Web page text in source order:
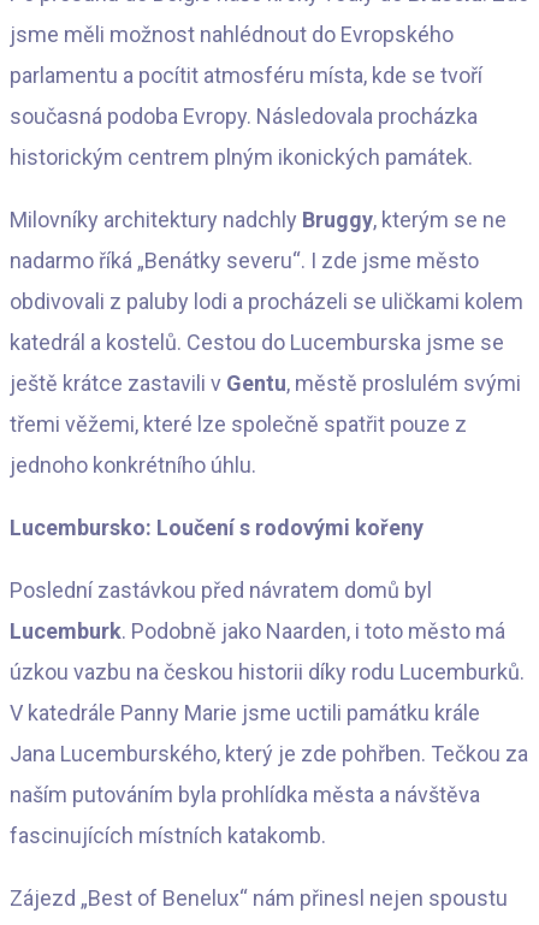
jsme měli možnost nahlédnout do Evropského
parlamentu a pocítit atmosféru místa, kde se tvoří
současná podoba Evropy. Následovala procházka
historickým centrem plným ikonických památek.
Milovníky architektury nadchly Bruggy, kterým se ne
nadarmo říká „Benátky severu“. I zde jsme město
obdivovali z paluby lodi a procházeli se uličkami kolem
katedrál a kostelů. Cestou do Lucemburska jsme se
ještě krátce zastavili v Gentu, městě proslulém svými
třemi věžemi, které lze společně spatřit pouze z
jednoho konkrétního úhlu.
Lucembursko: Loučení s rodovými kořeny
Poslední zastávkou před návratem domů byl
Lucemburk. Podobně jako Naarden, i toto město má
úzkou vazbu na českou historii díky rodu Lucemburků.
V katedrále Panny Marie jsme uctili památku krále
Jana Lucemburského, který je zde pohřben. Tečkou za
naším putováním byla prohlídka města a návštěva
fascinujících místních katakomb.
Zájezd „Best of Benelux“ nám přinesl nejen spoustu